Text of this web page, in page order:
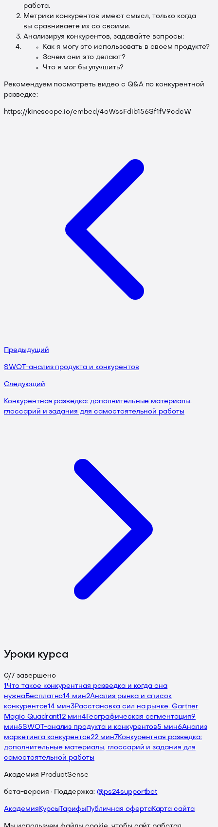
работа.
Метрики конкурентов имеют смысл, только когда
вы сравниваете их со своими.
Анализируя конкурентов, задавайте вопросы:
Как я могу это использовать в своем продукте?
Зачем они это делают?
Что я мог бы улучшить?
Рекомендуем посмотреть видео с Q&A по конкурентной
разведке:
https://kinescope.io/embed/4oWssFdib156Sf1fV9cdcW
Предыдущий
SWOT-анализ продукта и конкурентов
Следующий
Конкурентная разведка: дополнительные материалы,
глоссарий и задания для самостоятельной работы
Уроки курса
0/ 7завершено
1 Что такое конкурентная разведка и когда она
нужнаБесплатно14 мин2Анализ рынка и список
конкурентов14 мин3Расстановка сил на рынке. Gartner
Magic Quadrant12 мин4 Географическая сегментация9
мин5SWOT-анализ продукта и конкурентов5 мин6Анализ
маркетинга конкурентов22 мин 7Конкурентная разведка:
дополнительные материалы, глоссарий и задания для
самостоятельной работы
Академия ProductSense
бета-версия · Поддержка: @ps24supportbot
Академия Курсы Тарифы Публичная офертаКарта сайта